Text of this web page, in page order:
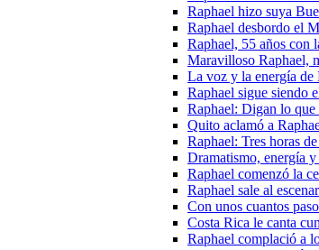
Raphael hizo suya
Raphael desbordo el
Raphael, 55 años con
Maravilloso Raphael,
La voz y la energía
Raphael sigue siendo
Raphael: Digan lo
Quito aclamó a
Raphael: Tres horas
Dramatismo, energía
Raphael comenzó la
Raphael sale al
Con unos cuantos
Costa Rica le canta
Raphael complació a